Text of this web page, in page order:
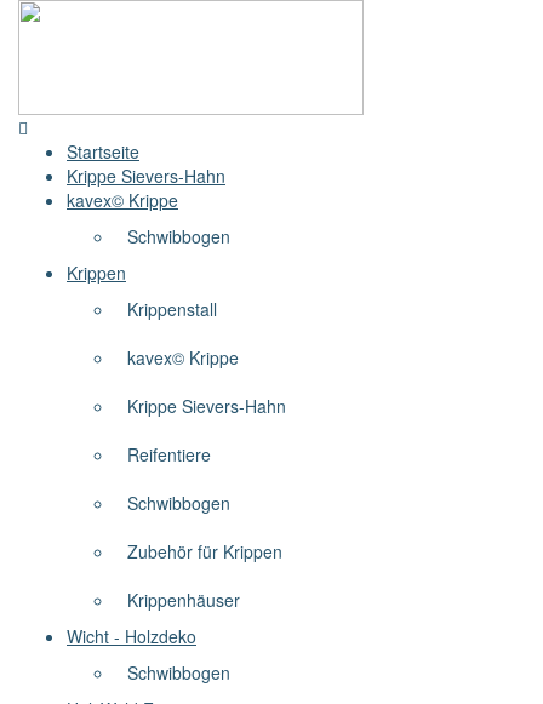
Startseite
Krippe Sievers-Hahn
kavex© Krippe
Schwibbogen
Krippen
Krippenstall
kavex© Krippe
Krippe Sievers-Hahn
Reifentiere
Schwibbogen
Zubehör für Krippen
Krippenhäuser
Wicht - Holzdeko
Schwibbogen